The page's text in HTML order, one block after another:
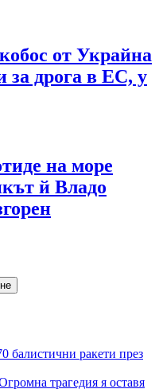
от Украйна
за дрога в ЕС, у
на море
й Владо
балистични ракети през
трагедия я оставя